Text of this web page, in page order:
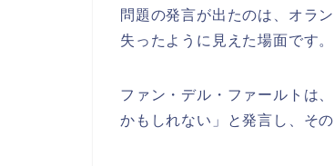
問題の発言が出たのは、オラ
失ったように見えた場面です。
ファン・デル・ファールトは
かもしれない」と発言し、そ